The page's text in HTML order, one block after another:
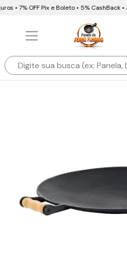
• 7% OFF Pix e Boleto • 5% CashBack •